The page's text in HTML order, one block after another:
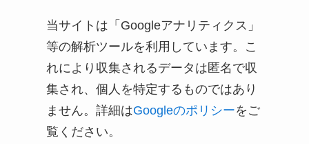
当サイトは「Googleアナリティクス」
等の解析ツールを利用しています。こ
れにより収集されるデータは匿名で収
集され、個人を特定するものではあり
ません。詳細はGoogleのポリシーをご
覧ください。